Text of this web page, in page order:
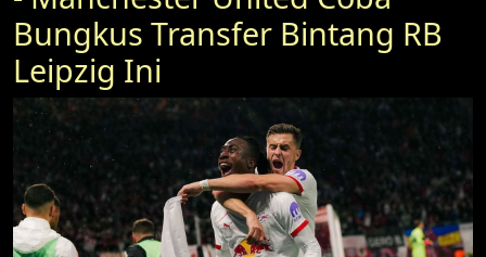
Bungkus Transfer Bintang RB
Leipzig Ini